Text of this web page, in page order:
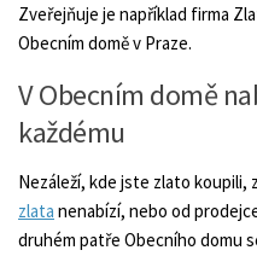
Zveřejňuje je například firma
Obecním domě v Praze.
V Obecním domě
každému
Nezáleží, kde jste zlato koupili,
zlata nenabízí, nebo od
druhém patře Obecního domu